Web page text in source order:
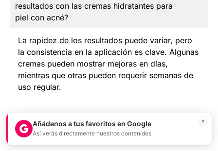
resultados con las cremas hidratantes para
piel con acné?
La rapidez de los resultados puede variar, pero
la consistencia en la aplicación es clave. Algunas
cremas pueden mostrar mejoras en días,
mientras que otras pueden requerir semanas de
uso regular.
4/5 - (1 voto)
Añádenos a tus favoritos en Google
Así verás directamente nuestros contenidos
×